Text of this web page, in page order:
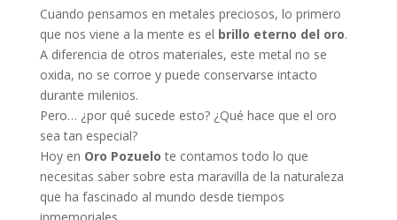
Cuando pensamos en metales preciosos, lo primero
que nos viene a la mente es el brillo eterno del oro.
A diferencia de otros materiales, este metal no se
oxida, no se corroe y puede conservarse intacto
durante milenios.
Pero… ¿por qué sucede esto? ¿Qué hace que el oro
sea tan especial?
Hoy en Oro Pozuelo te contamos todo lo que
necesitas saber sobre esta maravilla de la naturaleza
que ha fascinado al mundo desde tiempos